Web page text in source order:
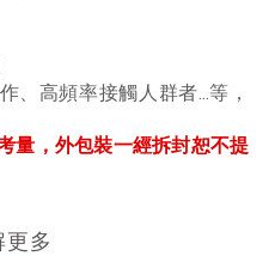
、高頻率接觸人群者...等，
量，外包裝一經拆封恕不提
更多